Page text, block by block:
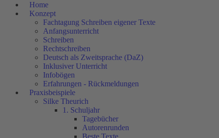
Home
Konzept
Fachtagung Schreiben eigener Texte
Anfangsunterricht
Schreiben
Rechtschreiben
Deutsch als Zweitsprache (DaZ)
Inklusiver Unterricht
Infobögen
Erfahrungen - Rückmeldungen
Praxisbeispiele
Silke Theurich
1. Schuljahr
Tagebücher
Autorenrunden
Beste Texte